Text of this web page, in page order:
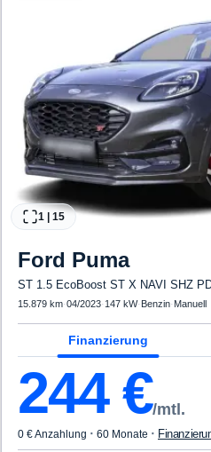
1 15
Ford Puma
ST 1.5 EcoBoost ST X NAVI SHZ
15.879 km·04/2023· 147 kW· Benzin· Manuell
Finanzierung
244€/mtl.
0 € Anzahlung · 60 Monate ·